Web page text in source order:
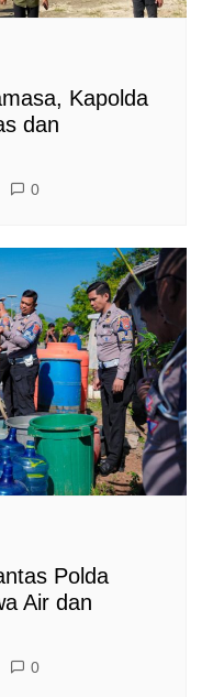
Kapolda
dan
0
Polda
Air dan
0